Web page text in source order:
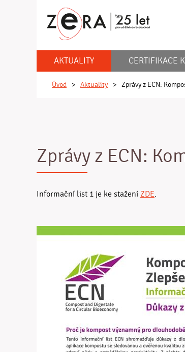
AKTUALITY CERTIFIKACE
Úvod > Aktuality > Zprávy z ECN:
Zprávy z ECN:
Informační list 1 je ke stažení ZDE.